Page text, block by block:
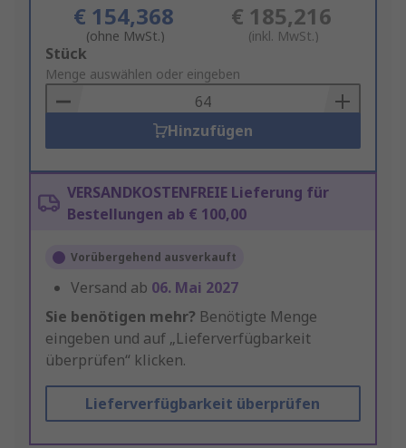
€ 154,368
(ohne MwSt.)
€ 185,216
(inkl. MwSt.)
Add
to
Basket
Stück
Menge auswählen oder eingeben
Hinzufügen
VERSANDKOSTENFREIE Lieferung für
Bestellungen ab € 100,00
Vorübergehend ausverkauft
Versand ab 06. Mai 2027
Sie benötigen mehr? Benötigte Menge
eingeben und auf „Lieferverfügbarkeit
überprüfen“ klicken.
Lieferverfügbarkeit überprüfen